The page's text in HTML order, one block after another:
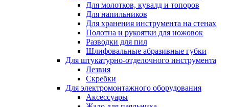
Для молотков, кувалд и топоров
Для напильников
Для хранения инструмента на стенах
Полотна и рукоятки для ножовок
Разводки для пил
Шлифовальные абразивные губки
Для штукатурно-отделочного инструмента
Лезвия
Скребки
Для электромонтажного оборудования
Аксессуары